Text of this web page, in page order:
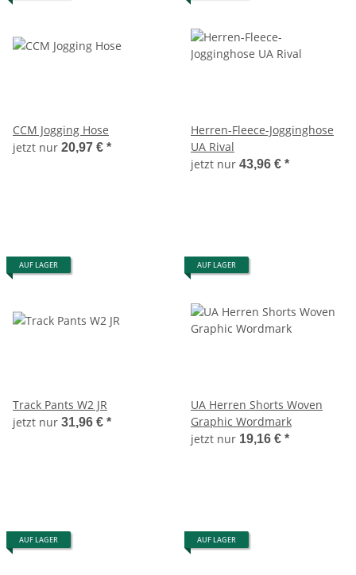
CCM Jogging Hose
jetzt nur 20,97 € *
Herren-Fleece-Jogginghose
UA Rival
jetzt nur 43,96 € *
AUF LAGER
Track Pants W2 JR
jetzt nur 31,96 € *
AUF LAGER
UA Herren Shorts Woven
Graphic Wordmark
jetzt nur 19,16 € *
AUF LAGER AUF LAGER